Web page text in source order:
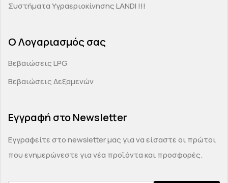
Συστήματα Υγραεριοκίνησης LANDI !!!
Ο Λογαριασμός σας
Βεβαιώσεις LPG
Βεβαιώσεις Δεξαμενών
Εγγραφή στο Newsletter
Εγγραφείτε στο newsletter μας για να είσαστε οι πρώτοι
που ενημερώνεστε για νέα προϊόντα και προσφορές.